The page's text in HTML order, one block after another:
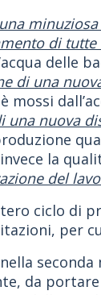
di
delle
di una
mossi
una nuova
la
del
ciclo di
per
seconda
da